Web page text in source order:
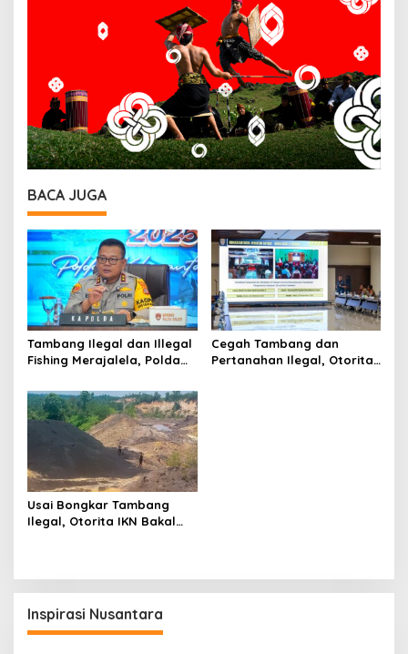
BACA JUGA
Tambang Ilegal dan Illegal
Fishing Merajalela, Polda
Cegah Tambang dan
Pertanahan Ilegal, Otorita
Usai Bongkar Tambang
Ilegal, Otorita IKN Bakal
Inspirasi Nusantara